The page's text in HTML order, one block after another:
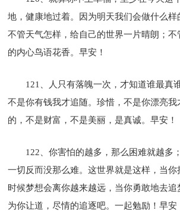
地，健康地过着。因为明天我们会做什么样
不管天气怎样，给自己的世界一片晴朗；不
的内心鸟语花香。早安！
121、人只有落魄一次，才知道谁最真
不是你有钱我才追随。珍惜，不是你漂亮
的，不是财富，不是美丽，是真诚。早安！
122、你害怕的越多，那么困难就越多
一切反而没那么难。这世界就是这样，当
时候梦想会离你越来越远，当你勇敢地去
为你让道，尽情的追逐吧。一起勉励！早安